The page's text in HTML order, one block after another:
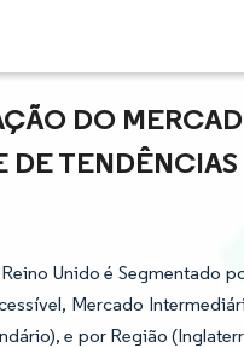
DO
DE
Unido é Segmentado
Mercado
e por Região